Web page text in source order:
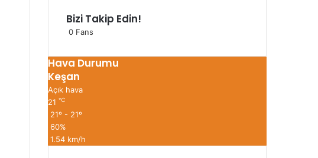
Bizi Takip Edin!
0 Fans
Hava Durumu
Keşan
Açık hava
21 ℃
21º - 21º
60%
1.54 km/h